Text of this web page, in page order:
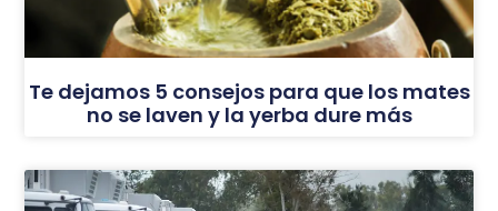
Te dejamos 5 consejos para que los mates
no se laven y la yerba dure más